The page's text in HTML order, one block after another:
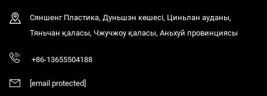
Сяншенг Пластика, Дуньшэн көшесі, Циньлан ауданы,
Тяньчан қаласы, Чжучжоу қаласы, Аньхуй провинциясы
+86-13655504188
[email protected]